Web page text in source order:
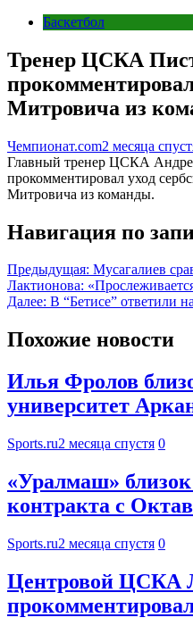
Баскетбол
Тренер ЦСКА
Митровича из
Чемпионат.com2 месяца
Главный тренер ЦСКА
прокомментировал уход
Митровича из команды.
Навигация по
Предыдущая: Мусагалиев
Лактионова:
Далее: В “Бетисе” ответили
Похожие новости
Илья Фролов
университет
Sports.ru2 месяца спустя 0
«Уралмаш»
контракта с
Sports.ru2 месяца спустя 0
Центровой ЦСКА